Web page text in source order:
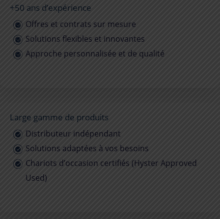
+50 ans d’expérience
Offres et contrats sur mesure
Solutions flexibles et innovantes
Approche personnalisée et de qualité
Large gamme de produits
Distributeur indépendant
Solutions adaptées à vos besoins
Chariots d’occasion certifiés (Hyster Approved
Used)